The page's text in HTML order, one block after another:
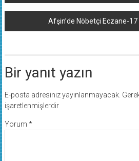
dolaşımı
Afşin’de Nöbetçi Eczane-
Bir yanıt yazın
E-posta adresiniz yayınlanmayacak.
işaretlenmişlerdir
Yorum *